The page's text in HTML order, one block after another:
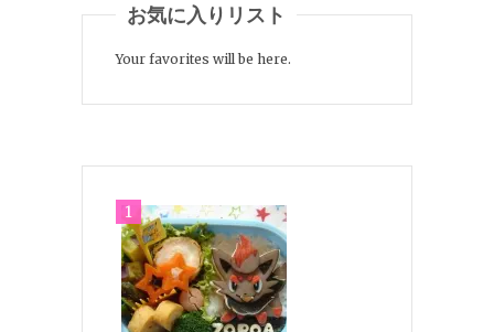
お気に入りリスト
Your favorites will be here.